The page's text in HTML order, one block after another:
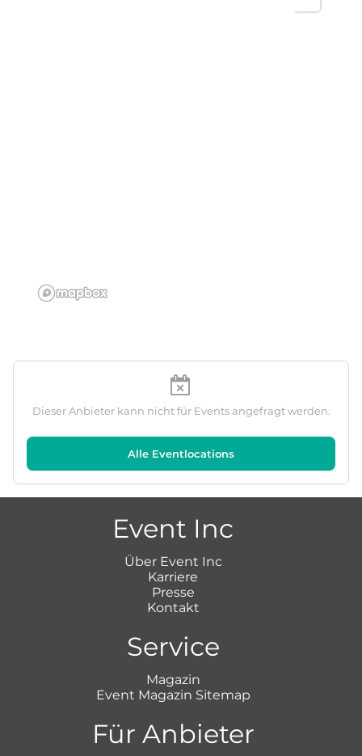
Dieser Anbieter kann nicht für Events angefragt werden.
Alle Eventlocations
Event Inc
Über Event Inc
Karriere
Presse
Kontakt
Service
Magazin
Event Magazin Sitemap
Für Anbieter